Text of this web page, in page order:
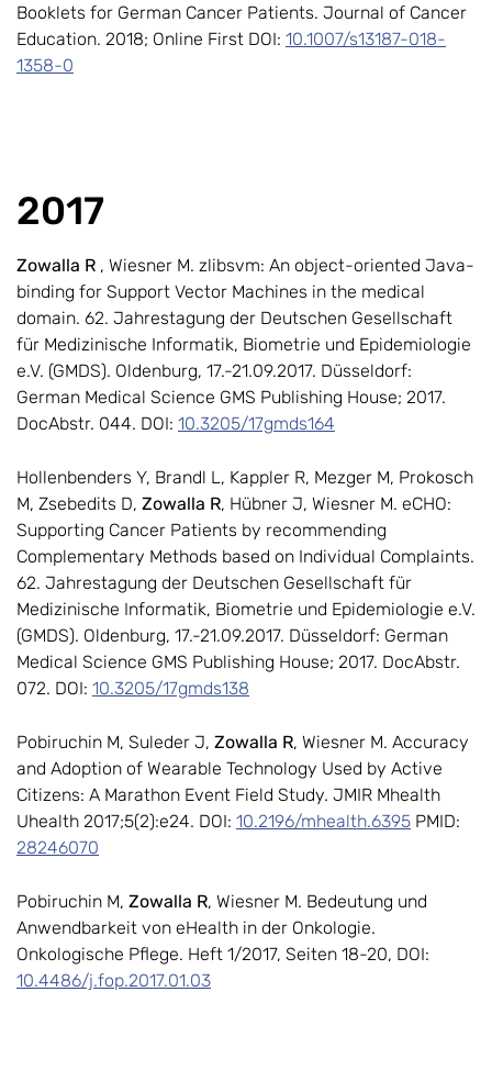
Booklets for German Cancer Patients. Journal of Cancer
Education. 2018; Online First DOI: 10.1007/s13187-018-
1358-0
2017
Zowalla R , Wiesner M. zlibsvm: An object-oriented Java-
binding for Support Vector Machines in the medical
domain. 62. Jahrestagung der Deutschen Gesellschaft
für Medizinische Informatik, Biometrie und Epidemiologie
e.V. (GMDS). Oldenburg, 17.-21.09.2017. Düsseldorf:
German Medical Science GMS Publishing House; 2017.
DocAbstr. 044. DOI: 10.3205/17gmds164
Hollenbenders Y, Brandl L, Kappler R, Mezger M, Prokosch
M, Zsebedits D, Zowalla R, Hübner J, Wiesner M. eCHO:
Supporting Cancer Patients by recommending
Complementary Methods based on Individual Complaints.
62. Jahrestagung der Deutschen Gesellschaft für
Medizinische Informatik, Biometrie und Epidemiologie e.V.
(GMDS). Oldenburg, 17.-21.09.2017. Düsseldorf: German
Medical Science GMS Publishing House; 2017. DocAbstr.
072. DOI: 10.3205/17gmds138
Pobiruchin M, Suleder J, Zowalla R, Wiesner M. Accuracy
and Adoption of Wearable Technology Used by Active
Citizens: A Marathon Event Field Study. JMIR Mhealth
Uhealth 2017;5(2):e24. DOI: 10.2196/mhealth.6395 PMID:
28246070
Pobiruchin M, Zowalla R, Wiesner M. Bedeutung und
Anwendbarkeit von eHealth in der Onkologie.
Onkologische Pflege. Heft 1/2017, Seiten 18-20, DOI:
10.4486/j.fop.2017.01.03